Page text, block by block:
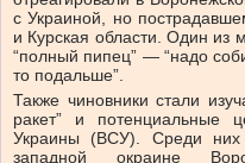
с Украиной, но
и Курская области. Один из
“полный пипец” — “надо
то подальше”.
Также чиновники стали
ракет” и потенциальные
Украины (ВСУ). Среди
западной окраине